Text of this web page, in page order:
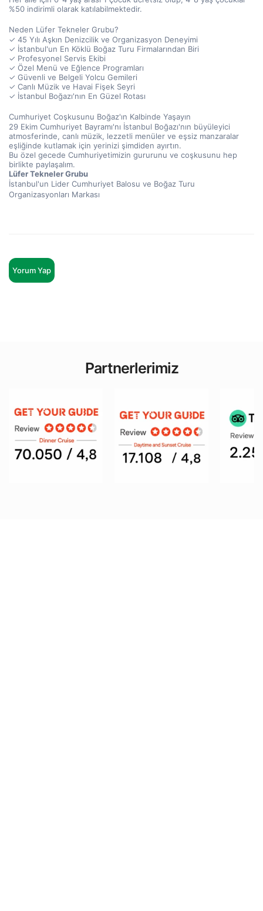
%50 indirimli olarak katılabilmektedir.
Neden Lüfer Tekneler Grubu?
✓ 45 Yılı Aşkın Denizcilik ve Organizasyon Deneyimi
✓ İstanbul'un En Köklü Boğaz Turu Firmalarından Biri
✓ Profesyonel Servis Ekibi
✓ Özel Menü ve Eğlence Programları
✓ Güvenli ve Belgeli Yolcu Gemileri
✓ Canlı Müzik ve Havai Fişek Seyri
✓ İstanbul Boğazı'nın En Güzel Rotası
Cumhuriyet Coşkusunu Boğaz'ın Kalbinde Yaşayın
29 Ekim Cumhuriyet Bayramı'nı İstanbul Boğazı'nın büyüleyici
atmosferinde, canlı müzik, lezzetli menüler ve eşsiz manzaralar
eşliğinde kutlamak için yerinizi şimdiden ayırtın.
Bu özel gecede Cumhuriyetimizin gururunu ve coşkusunu hep
birlikte paylaşalım.
Lüfer Tekneler Grubu
İstanbul'un Lider Cumhuriyet Balosu ve Boğaz Turu
Organizasyonları Markası
Yorum Yap
Partnerlerimiz